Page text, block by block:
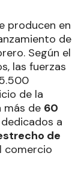
producen en
de
Según el
las fuerzas
de la
más de 60
a
de
comercio